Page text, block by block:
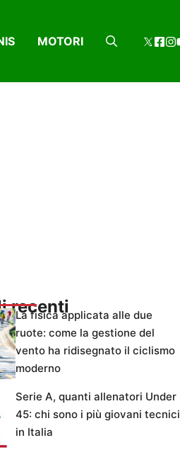
MOTORI
recenti
La fisica applicata alle due
ruote: come la gestione del
vento ha ridisegnato il ciclismo
moderno
Serie A, quanti allenatori Under
45: chi sono i più giovani tecnici
in Italia